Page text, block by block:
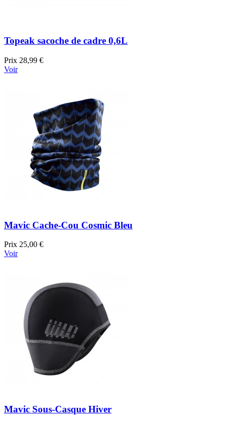
Topeak sacoche de cadre 0,6L
Prix 28,99 €
Voir
Mavic Cache-Cou Cosmic Bleu
Prix 25,00 €
Voir
Mavic Sous-Casque Hiver